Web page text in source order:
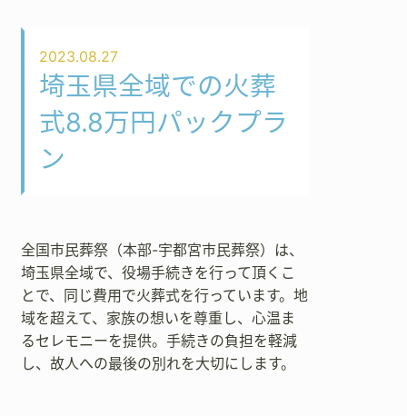
2023.08.27
埼玉県全域での火葬
式8.8万円パックプラ
ン
全国市民葬祭（本部-宇都宮市民葬祭）は、
埼玉県全域で、役場手続きを行って頂くこ
とで、同じ費用で火葬式を行っています。地
域を超えて、家族の想いを尊重し、心温ま
るセレモニーを提供。手続きの負担を軽減
し、故人への最後の別れを大切にします。